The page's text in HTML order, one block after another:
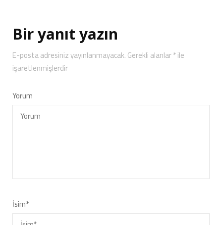
Bir yanıt yazın
E-posta adresiniz yayınlanmayacak.Gerekli alanlar*ile
işaretlenmişlerdir
Yorum
İsim*